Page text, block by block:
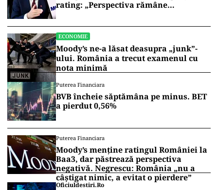
rating: „Perspectiva rămâne
ECONOMIE
Moody’s ne-a lăsat deasupra „junk”-
ului. România a trecut examenul cu
nota minimă
Puterea Financiara
BVB încheie săptămâna pe minus. BET
a pierdut 0,56%
Puterea Financiara
Moody’s menține ratingul României la
Baa3, dar păstrează perspectiva
negativă. Negrescu: România „nu a
câștigat nimic, a evitat o pierdere”
Oficiuldestiri.ro